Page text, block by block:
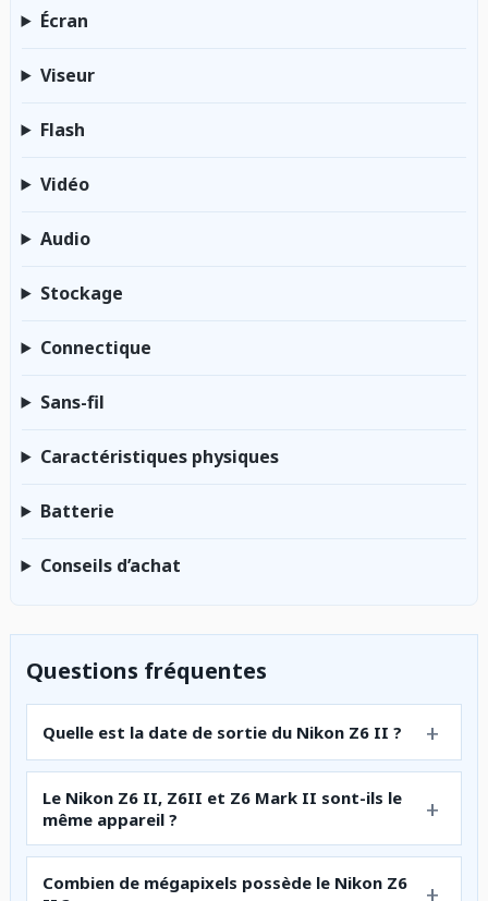
Écran
Viseur
Flash
Vidéo
Audio
Stockage
Connectique
Sans-fil
Caractéristiques physiques
Batterie
Conseils d’achat
Questions fréquentes
Quelle est la date de sortie du Nikon Z6 II ?
Le Nikon Z6 II, Z6II et Z6 Mark II sont-ils le
même appareil ?
Combien de mégapixels possède le Nikon Z6